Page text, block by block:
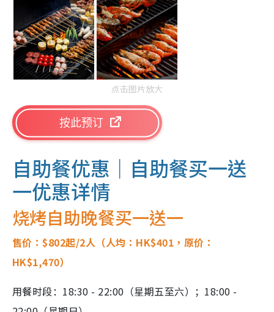
点击图片放大
按此预订
自助餐优惠｜自助餐买一送
一优惠详情
烧烤自助晚餐买一送一
售价：$802起/2人（人均：HK$401，原价：
HK$1,470）
用餐时段：18:30 - 22:00（星期五至六）；18:00 -